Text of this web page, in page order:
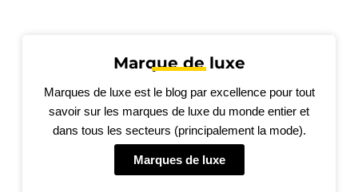
Marque de luxe
Marques de luxe est le blog par excellence pour tout
savoir sur les marques de luxe du monde entier et
dans tous les secteurs (principalement la mode).
Marques de luxe